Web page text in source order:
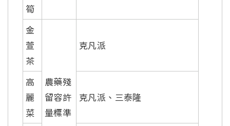
筍
金
萱
茶
農藥殘
留容許
量標準
克凡派
高
麗
菜
克凡派、三泰隆